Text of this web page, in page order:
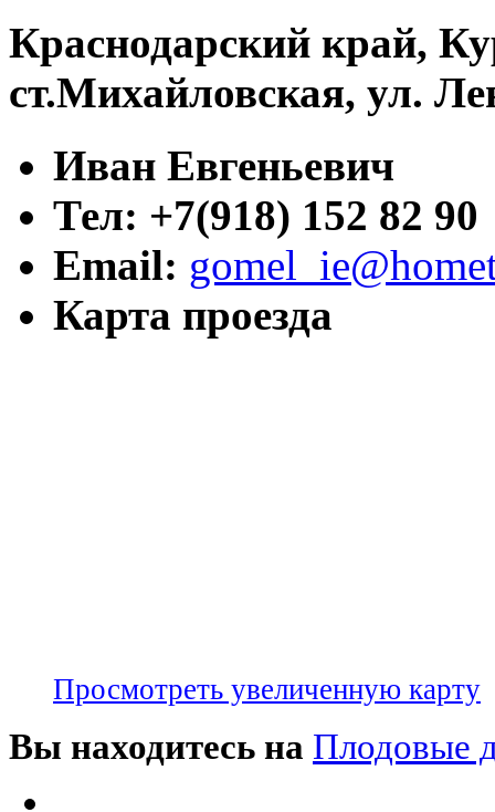
Краснодарский край,
ст.Михайловская, ул.
Иван Евгеньевич
Тел: +7(918) 152 82 90
Email:
Карта проезда
Просмотреть увеличенную карту
Вы находитесь на Плодовые